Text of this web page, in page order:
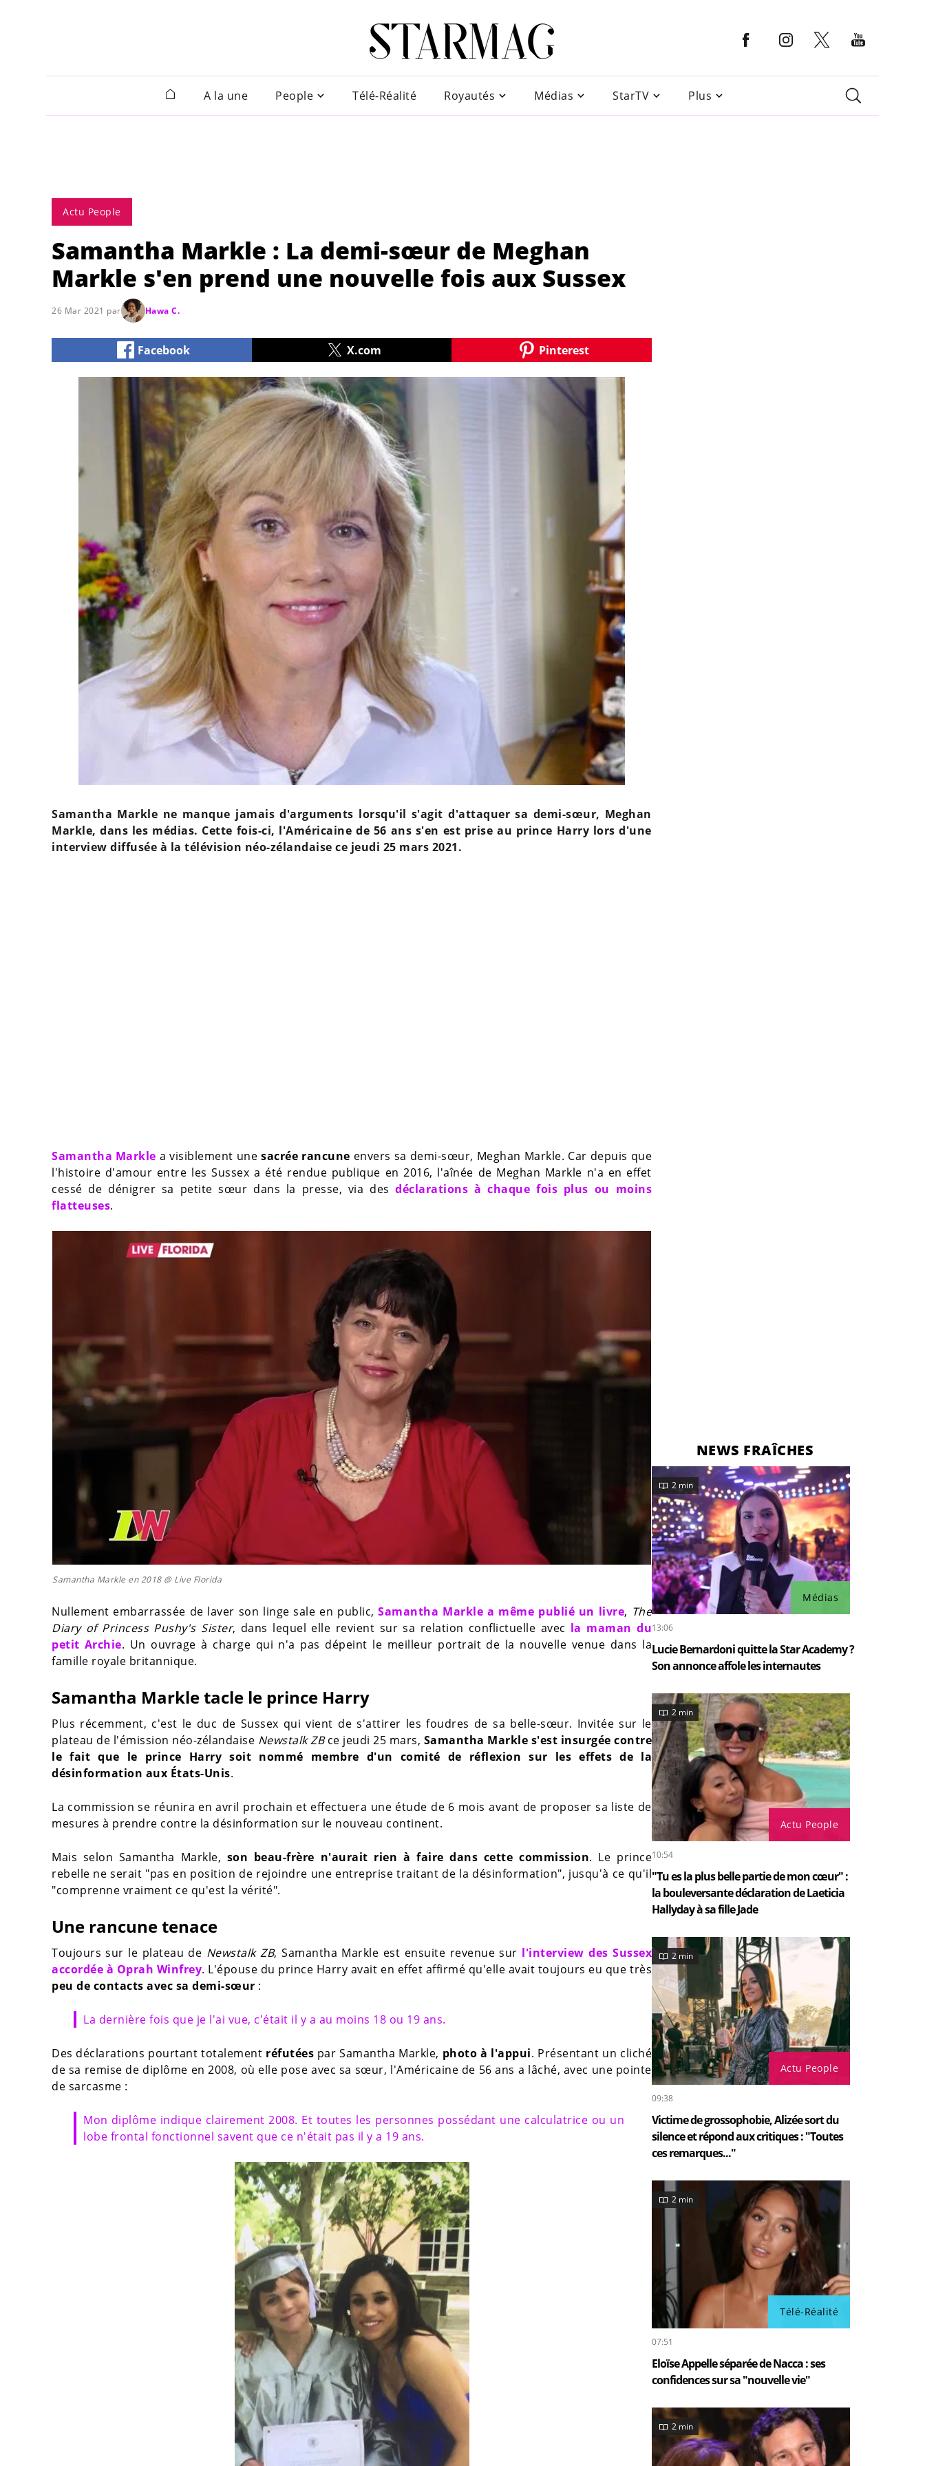
A la une People Télé-Réalité Royautés Médias StarTV Plus
Actu People
Samantha Markle : La demi-sœur de Meghan
Markle s'en prend une nouvelle fois aux Sussex
26 Mar 2021 par Hawa C.
Facebook X.com Pinterest
Samantha Markle ne manque jamais d'arguments lorsqu'il s'agit d'attaquer sa demi-sœur, Meghan
Markle, dans les médias. Cette fois-ci, l'Américaine de 56 ans s'en est prise au prince Harry lors d'une
interview diffusée à la télévision néo-zélandaise ce jeudi 25 mars 2021.
Samantha Markle a visiblement unesacrée rancune envers sa demi-sœur, Meghan Markle. Car depuis que
l'histoire d'amour entre les Sussex a été rendue publique en 2016, l'aînée de Meghan Markle n'a en effet
cessé de dénigrer sa petite sœur dans la presse, via desdéclarations à chaque fois plus ou moins
flatteuses.
Samantha Markle en 2018 @ Live Florida
Nullement embarrassée de laver son linge sale en public,Samantha Markle a même publié un livre, The
Diary of Princess Pushy's Sister, dans lequel elle revient sur sa relation conflictuelle avec la maman du
petit Archie. Un ouvrage à charge qui n'a pas dépeint le meilleur portrait de la nouvelle venue dans la
famille royale britannique.
Samantha Markle tacle le prince Harry
Plus récemment, c'est le duc de Sussex qui vient de s'attirer les foudres de sa belle-sœur. Invitée sur le
plateau de l'émission néo-zélandaise Newstalk ZBce jeudi 25 mars, Samantha Markle s'est insurgée contre
le fait que le prince Harry soit nommé membre d'un comité de réflexion sur les effets de la
désinformation aux États-Unis.
La commission se réunira en avril prochain et effectuera une étude de 6 mois avant de proposer sa liste de
mesures à prendre contre la désinformation sur le nouveau continent.
Mais selon Samantha Markle, son beau-frère n'aurait rien à faire dans cette commission. Le prince
rebelle ne serait "pas en position de rejoindre une entreprise traitant de la désinformation", jusqu'à ce qu'il
"comprenne vraiment ce qu'est la vérité".
Une rancune tenace
Toujours sur le plateau de Newstalk ZB, Samantha Markle est ensuite revenue sur l'interview des Sussex
accordée à Oprah Winfrey. L'épouse du prince Harry avait en effet affirmé qu'elle avait toujours eu que très
peu de contacts avec sa demi-sœur :
La dernière fois que je l'ai vue, c'était il y a au moins 18 ou 19 ans.
Des déclarations pourtant totalement réfutées par Samantha Markle, photo à l'appui. Présentant un cliché
de sa remise de diplôme en 2008, où elle pose avec sa sœur, l'Américaine de 56 ans a lâché, avec une pointe
de sarcasme :
Mon diplôme indique clairement 2008. Et toutes les personnes possédant une calculatrice ou un
lobe frontal fonctionnel savent que ce n'était pas il y a 19 ans.
NEWS FRAÎCHES
Médias
2 min
13:06
Lucie Bernardoni quitte la Star Academy ?
Son annonce affole les internautes
Actu People
2 min
10:54
"Tu es la plus belle partie de mon cœur" :
la bouleversante déclaration de Laeticia
Hallyday à sa fille Jade
Actu People
2 min
09:38
Victime de grossophobie, Alizée sort du
silence et répond aux critiques : "Toutes
ces remarques..."
Télé-Réalité
2 min
07:51
Eloïse Appelle séparée de Nacca : ses
confidences sur sa "nouvelle vie"
2 min